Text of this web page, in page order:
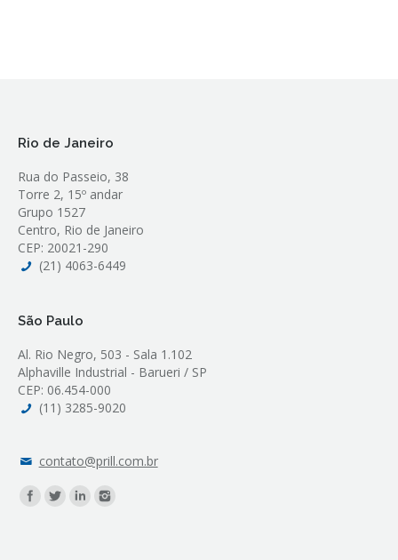
Rio de Janeiro
Rua do Passeio, 38
Torre 2, 15º andar
Grupo 1527
Centro, Rio de Janeiro
CEP: 20021-290
(21) 4063-6449
São Paulo
Al. Rio Negro, 503 - Sala 1.102
Alphaville Industrial - Barueri / SP
CEP: 06.454-000
(11) 3285-9020
contato@prill.com.br
Find us on: